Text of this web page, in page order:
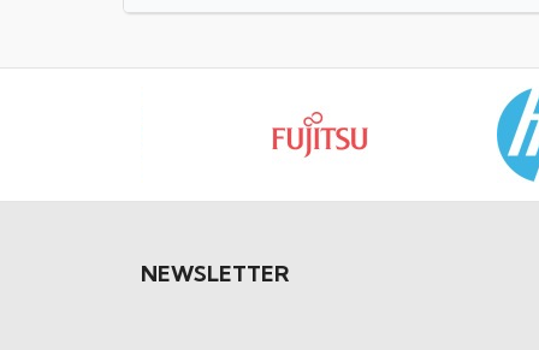
NEWSLETTER